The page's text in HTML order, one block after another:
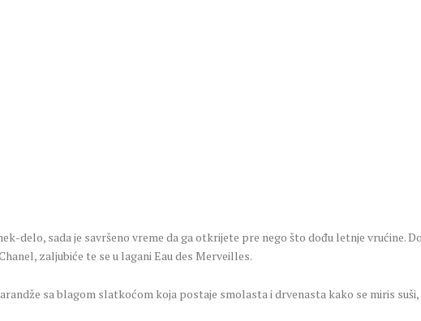
delo, sada je savršeno vreme da ga otkrijete pre nego što dođu letnje vrućine.
zaljubiće te se u lagani Eau des Merveilles.
sa blagom slatkoćom koja postaje smolasta i drvenasta kako se miris